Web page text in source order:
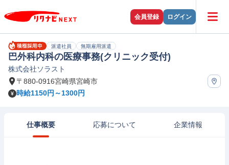
会員登録 ログイン
派遣社員 無期雇用派遣
巴外科内科の医療事務(クリニック受付)
株式会社ソラスト
〒880-0916宮崎県宮崎市
時給1150円～1300円
仕事概要 応募について 企業情報